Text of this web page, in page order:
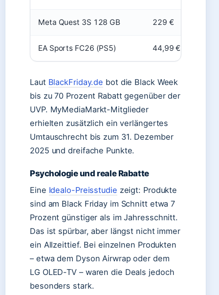
Meta Quest 3S 128 GB 229 €
EA Sports FC26 (PS5) 44,99 €
Laut BlackFriday.de bot die Black Week
bis zu 70 Prozent Rabatt gegenüber der
UVP. MyMediaMarkt-Mitglieder
erhielten zusätzlich ein verlängertes
Umtauschrecht bis zum 31. Dezember
2025 und dreifache Punkte.
Psychologie und reale Rabatte
Eine Idealo-Preisstudie zeigt: Produkte
sind am Black Friday im Schnitt etwa 7
Prozent günstiger als im Jahresschnitt.
Das ist spürbar, aber längst nicht immer
ein Allzeittief. Bei einzelnen Produkten
– etwa dem Dyson Airwrap oder dem
LG OLED-TV – waren die Deals jedoch
besonders stark.